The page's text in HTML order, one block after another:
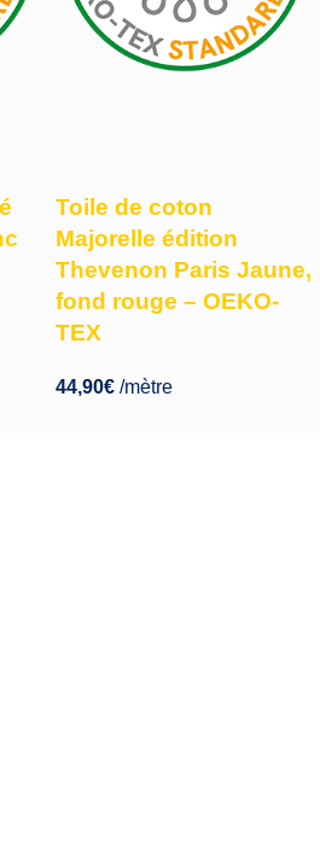
Toile de coton
Majorelle édition
Thevenon Paris Jaune,
fond rouge – OEKO-
TEX
44,90€ /mètre